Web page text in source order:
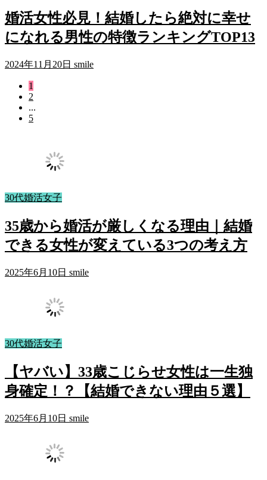
婚活女性必見！結婚したら絶対に幸せ
になれる男性の特徴ランキングTOP13
2024年11月20日 smile
1
2
...
5
30代婚活女子
35歳から婚活が厳しくなる理由｜結婚
できる女性が変えている3つの考え方
2025年6月10日 smile
30代婚活女子
【ヤバい】33歳こじらせ女性は一生独
身確定！？【結婚できない理由５選】
2025年6月10日 smile